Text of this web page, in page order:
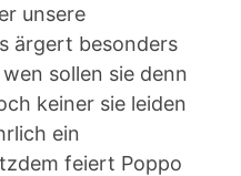
unsere
ärgert besonders
sollen sie denn
keiner sie leiden
ein
feiert Poppo